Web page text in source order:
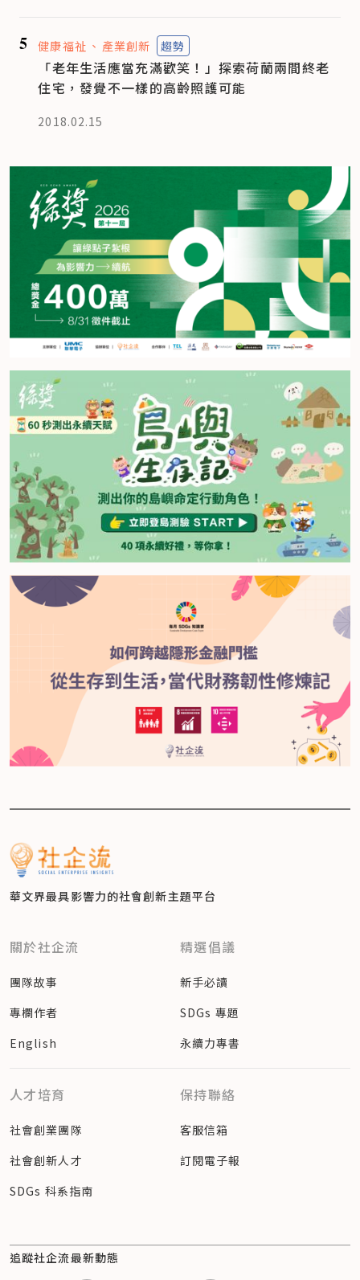
5 健康福祉 產業創新 趨勢
「老年生活應當充滿歡笑！」探索荷蘭兩間終老
住宅，發覺不一樣的高齡照護可能
2018.02.15
華文界最具影響力的社會創新主題平台
關於社企流
團隊故事
專欄作者
English
精選倡議
新手必讀
SDGs 專題
永續力專書
人才培育
社會創業團隊
社會創新人才
SDGs 科系指南
保持聯絡
客服信箱
訂閱電子報
追蹤社企流最新動態